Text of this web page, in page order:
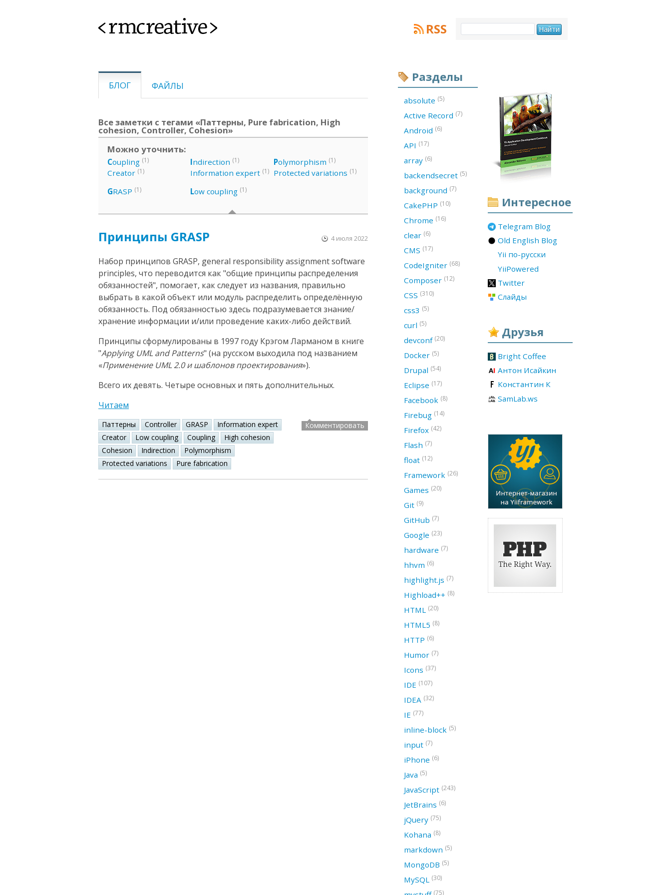
<rmcreative> RSS
БЛОГ ФАЙЛЫ
Все заметки с тегами «Паттерны, Pure fabrication, High
cohesion, Controller, Cohesion»
Можно уточнить:
Coupling (1)
Creator (1)
GRASP (1)
Indirection (1)
Information expert (1)
Low coupling (1)
Polymorphism (1)
Protected variations (1)
Принципы GRASP 4 июля 2022
Набор принципов GRASP, general responsibility assignment software
principles, что переводится как "общие принципы распределения
обязанностей", помогает, как следует из названия, правильно
выбрать в какой объект или модуль распределить определённую
обязанность. Под обязанностью здесь подразумевается знание/
хранение информации и/или проведение каких-либо действий.
Принципы сформулированы в 1997 году Крэгом Ларманом в книге
"Applying UML and Patterns" (на русском выходила под названием
«Применение UML 2.0 и шаблонов проектирования»).
Всего их девять. Четыре основных и пять дополнительных.
Читаем
Паттерны Controller GRASP
Information expert
Creator
Low coupling Coupling
High cohesion
Cohesion
Indirection
Polymorphism
Protected variations
Pure fabrication
Комментировать
Интересное
Telegram Blog
Old English Blog
Yii по-русски
YiiPowered
Twitter
Слайды
Друзья
Bright Coffee
Антон Исайкин
Константин К
SamLab.ws
Разделы
absolute (5)
Active Record (7)
Android (6)
API (17)
array (6)
backendsecret (5)
background (7)
CakePHP (10)
Chrome (16)
clear (6)
CMS (17)
CodeIgniter (68)
Composer (12)
CSS (310)
css3 (5)
curl (5)
devconf (20)
Docker (5)
Drupal (54)
Eclipse (17)
Facebook (8)
Firebug (14)
Firefox (42)
Flash (7)
float (12)
Framework (26)
Games (20)
Git (9)
GitHub (7)
Google (23)
hardware (7)
hhvm (6)
highlight.js (7)
Highload++ (8)
HTML (20)
HTML5 (8)
HTTP (6)
Humor (7)
Icons (37)
IDE (107)
IDEA (32)
IE (77)
inline-block (5)
input (7)
iPhone (6)
Java (5)
JavaScript (243)
JetBrains (6)
jQuery (75)
Kohana (8)
markdown (5)
MongoDB (5)
MySQL (30)
(75)